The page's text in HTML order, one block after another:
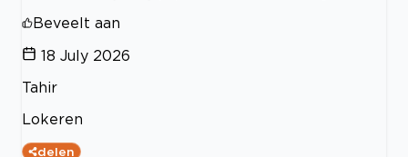
Beveelt aan
18 July 2026
Tahir
Lokeren
delen